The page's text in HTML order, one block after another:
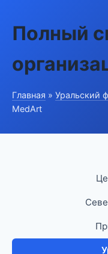
Полный
Главная » Уральский
MedArt